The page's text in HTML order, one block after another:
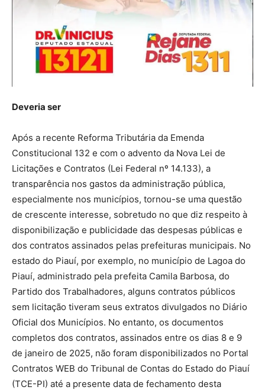
Deveria ser
Após a recente Reforma Tributária da Emenda
Constitucional 132 e com o advento da Nova Lei de
Licitações e Contratos (Lei Federal nº 14.133), a
transparência nos gastos da administração pública,
especialmente nos municípios, tornou-se uma questão
de crescente interesse, sobretudo no que diz respeito à
disponibilização e publicidade das despesas públicas e
dos contratos assinados pelas prefeituras municipais. No
estado do Piauí, por exemplo, no município de Lagoa do
Piauí, administrado pela prefeita Camila Barbosa, do
Partido dos Trabalhadores, alguns contratos públicos
sem licitação tiveram seus extratos divulgados no Diário
Oficial dos Municípios. No entanto, os documentos
completos dos contratos, assinados entre os dias 8 e 9
de janeiro de 2025, não foram disponibilizados no Portal
Contratos WEB do Tribunal de Contas do Estado do Piauí
(TCE-PI) até a presente data de fechamento desta